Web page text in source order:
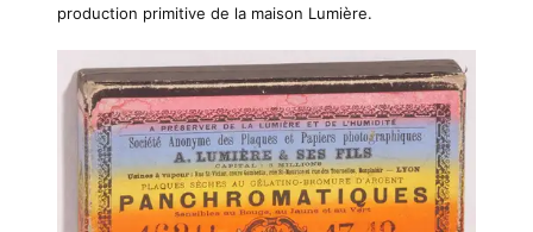
production primitive de la maison Lumière.